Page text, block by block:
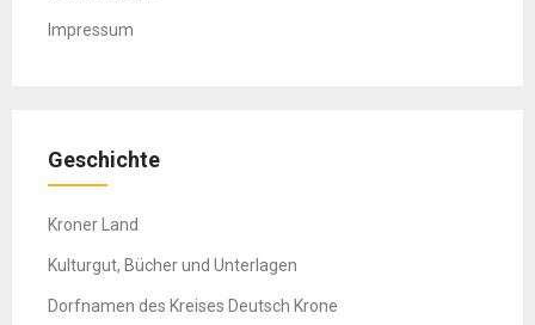
Impressum
Geschichte
Kroner Land
Kulturgut, Bücher und Unterlagen
Dorfnamen des Kreises Deutsch Krone